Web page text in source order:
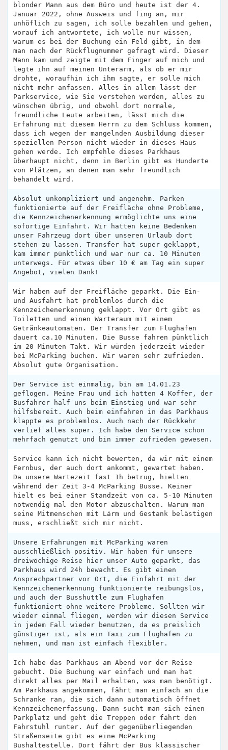
blonder Mann aus dem Büro und heute ist der 4.
Januar 2022, ohne Ausweis und fing an, mir
unhöflich zu sagen, ich solle bezahlen und gehen,
worauf ich antwortete, ich wolle nur wissen,
warum es bei der Buchung ein Feld gibt, in dem
man nach der Rückflugnummer gefragt wird. Dieser
Mann kam und zeigte mit dem Finger auf mich und
legte ihn auf meinen Unterarm, als ob er mir
drohte, woraufhin ich ihm sagte, er solle mich
nicht mehr anfassen. Alles in allem lässt der
Parkservice, wie Sie verstehen werden, alles zu
wünschen übrig, und obwohl dort normale,
freundliche Leute arbeiten, lässt mich die
Erfahrung mit diesem Herrn zu dem Schluss kommen,
dass ich wegen der mangelnden Ausbildung dieser
speziellen Person nicht wieder in dieses Haus
gehen werde. Ich empfehle dieses Parkhaus
überhaupt nicht, denn in Berlin gibt es Hunderte
von Plätzen, an denen man sehr freundlich
behandelt wird.
Absolut unkompliziert und angenehm. Parken
funktionierte auf der Freifläche ohne Probleme,
die Kennzeichenerkennung ermöglichte uns eine
sofortige Einfahrt. Wir hatten keine Bedenken
unser Fahrzeug dort über unseren Urlaub dort
stehen zu lassen. Transfer hat super geklappt,
kam immer pünktlich und war nur ca. 10 Minuten
unterwegs. Für etwas über 10 € am Tag ein super
Angebot, vielen Dank!
Wir haben auf der Freifläche geparkt. Die Ein-
und Ausfahrt hat problemlos durch die
Kennzeichenerkennung geklappt. Vor Ort gibt es
Toiletten und einen Warteraum mit einem
Getränkeautomaten. Der Transfer zum Flughafen
dauert ca.10 Minuten. Die Busse fahren pünktlich
im 20 Minuten Takt. Wir würden jederzeit wieder
bei McParking buchen. Wir waren sehr zufrieden.
Absolut gute Organisation.
Der Service ist einmalig, bin am 14.01.23
geflogen. Meine Frau und ich hatten 4 Koffer, der
Busfahrer half uns beim Einstieg und war sehr
hilfsbereit. Auch beim einfahren in das Parkhaus
klappte es problemlos. Auch nach der Rückkehr
verlief alles super. Ich habe den Service schon
mehrfach genutzt und bin immer zufrieden gewesen.
Service kann ich nicht bewerten, da wir mit einem
Fernbus, der auch dort ankommt, gewartet haben.
Da unsere Wartezeit fast 1h betrug, hielten
während der Zeit 3-4 McParking Busse. Keiner
hielt es bei einer Standzeit von ca. 5-10 Minuten
notwendig mal den Motor abzuschalten. Warum man
seine Mitmenschen mit Lärm und Gestank belästigen
muss, erschließt sich mir nicht.
Unsere Erfahrungen mit McParking waren
ausschließlich positiv. Wir haben für unsere
dreiwöchige Reise hier unser Auto geparkt, das
Parkhaus wird 24h bewacht. Es gibt einen
Ansprechpartner vor Ort, die Einfahrt mit der
Kennzeichenerkennung funktionierte reibungslos,
und auch der Busshuttle zum Flughafen
funktioniert ohne weitere Probleme. Sollten wir
wieder einmal fliegen, werden wir diesen Service
in jedem Fall wieder benutzen, da es preislich
günstiger ist, als ein Taxi zum Flughafen zu
nehmen, und man ist einfach flexibler.
Ich habe das Parkhaus am Abend vor der Reise
gebucht. Die Buchung war einfach und man hat
direkt alles per Mail erhalten, was man benötigt.
Am Parkhaus angekommen, fährt man einfach an die
Schranke ran, die sich dann automatisch öffnet
Kennzeichenerfassung. Dann sucht man sich einen
Parkplatz und geht die Treppen oder fährt den
Fahrstuhl runter. Auf der gegenüberliegenden
Straßenseite gibt es eine McParking
Bushaltestelle. Dort fährt der Bus klassischer